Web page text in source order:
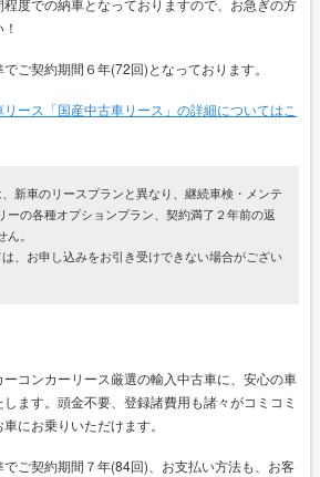
ご契約期間６年(72回)となっております。
ース「国産中古車リース」の詳細についてはこ
新車のリースプランと異なり、継続車検・メンテ
ーの各種オプションプラン、契約満了２年前の返
。
、お申し込みをお引き受けできない場合がござい
コンカーリース厳選の輸入中古車に、安心の車
ます。頭金不要、登録諸費用も諸々がコミコミ
にお乗りいただけます。
ご契約期間７年(84回)、お支払い方法も、お客